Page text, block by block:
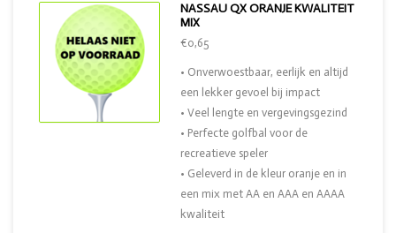
NASSAU QX ORANJE KWALITEIT
MIX
€0,65
• Onverwoestbaar, eerlijk en altijd
een lekker gevoel bij impact
• Veel lengte en vergevingsgezind
• Perfecte golfbal voor de
recreatieve speler
• Geleverd in de kleur oranje en in
een mix met AA en AAA en AAAA
kwaliteit